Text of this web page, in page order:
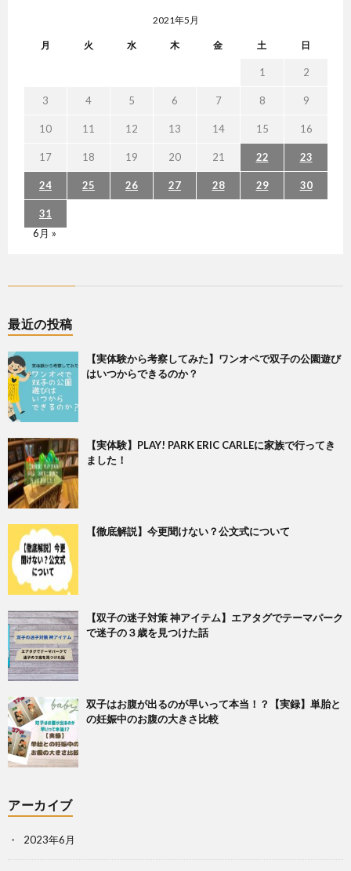
2021年5月
月 火 水 木 金 土 日
1 2
3 4 5 6 7 8 9
10 11 12 13 14 15 16
17 18 19 20 21 22 23
24 25 26 27 28 29 30
31
6月 »
最近の投稿
【実体験から考察してみた】ワンオペで双子の公園遊び
はいつからできるのか？
【実体験】PLAY! PARK ERIC CARLEに家族で行ってき
ました！
【徹底解説】今更聞けない？公文式について
【双子の迷子対策 神アイテム】エアタグでテーマパーク
で迷子の３歳を見つけた話
双子はお腹が出るのが早いって本当！？【実録】単胎と
の妊娠中のお腹の大きさ比較
アーカイブ
2023年6月